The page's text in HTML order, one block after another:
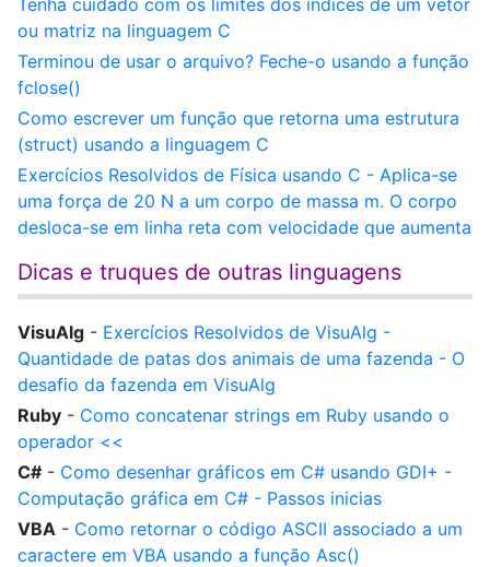
Tenha cuidado com os limites dos índices de um vetor
ou matriz na linguagem C
Terminou de usar o arquivo? Feche-o usando a função
fclose()
Como escrever um função que retorna uma estrutura
(struct) usando a linguagem C
Exercícios Resolvidos de Física usando C - Aplica-se
uma força de 20 N a um corpo de massa m. O corpo
desloca-se em linha reta com velocidade que aumenta
Dicas e truques de outras linguagens
VisuAlg - Exercícios Resolvidos de VisuAlg -
Quantidade de patas dos animais de uma fazenda - O
desafio da fazenda em VisuAlg
Ruby - Como concatenar strings em Ruby usando o
operador <<
C# - Como desenhar gráficos em C# usando GDI+ -
Computação gráfica em C# - Passos inicias
VBA - Como retornar o código ASCII associado a um
caractere em VBA usando a função Asc()